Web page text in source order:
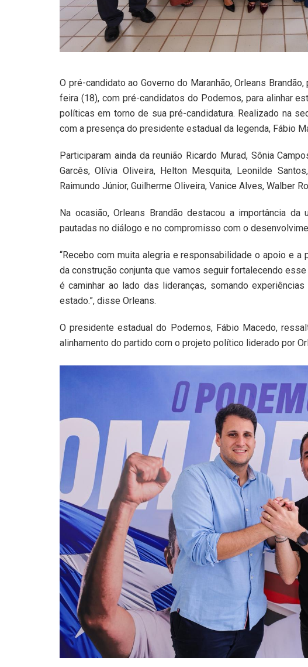
O pré-candidato ao Governo do Maranhão, Orleans
feira (18), com pré-candidatos do Podemos, para alinhar
políticas em torno de sua pré-candidatura. Realizado na
com a presença do presidente estadual da legenda, Fábio
Participaram ainda da reunião Ricardo Murad, Sônia
Garcês, Olívia Oliveira, Helton Mesquita, Leonilde
Raimundo Júnior, Guilherme Oliveira, Vanice Alves, Walber
Na ocasião, Orleans Brandão destacou a importância
pautadas no diálogo e no compromisso com o
“Recebo com muita alegria e responsabilidade o apoio e
da construção conjunta que vamos seguir fortalecendo
é caminhar ao lado das lideranças, somando
estado.”, disse Orleans.
O presidente estadual do Podemos, Fábio Macedo,
alinhamento do partido com o projeto político liderado por